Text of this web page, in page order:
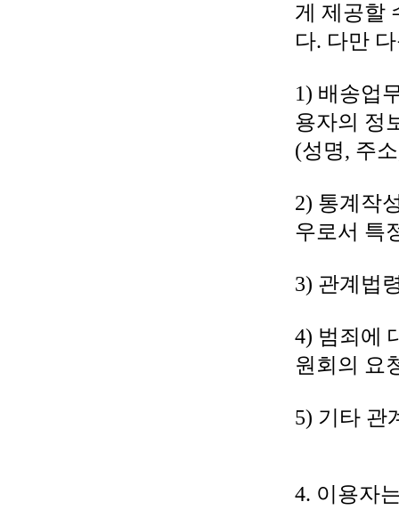
게 제공할
다. 다만
1) 배송업
용자의 정
(성명, 주
2) 통계작
우로서 특
3) 관계법
4) 범죄에
원회의 요
5) 기타 관
4. 이용자